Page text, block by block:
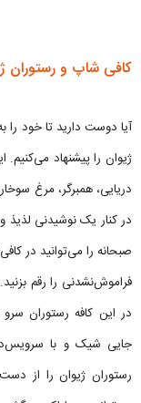
کافی‌ شاپ و رستوران
آیا دوست دارید تا خود را
ژیوان را پیشنهاد می‌کنیم.
دریایی، همبرگر، مرغ
در کنار یک نوشیدنی لذیذ
صبحانه را می‌توانید در
فراموش‌نشدنی را رقم
در این کافه رستوران
جایی شیک و با
رستوران ژیوان را از